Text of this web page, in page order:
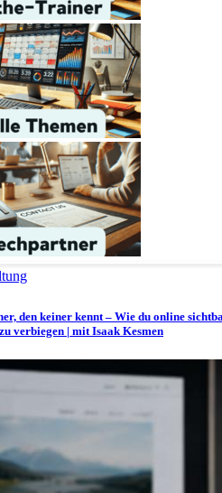
den keiner kennt – Wie du online
verbiegen | mit Isaak Kesmen